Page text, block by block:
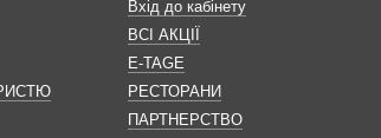
Вхід до кабінету
ВСІ АКЦІЇ
E-TAGE
РЕСТОРАНИ
ПАРТНЕРСТВО